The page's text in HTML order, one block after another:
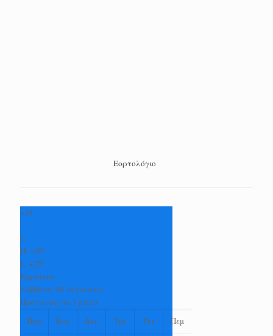
Εορτολόγιο
+34
°
C
H: +39°
L: +25°
Καρδίτσα
Σάββατο, 08 Αύγουστος
Πρόγνωση για 7 μέρες
Παρ
Κυρ Δευ Τρι Τετ Πεμ